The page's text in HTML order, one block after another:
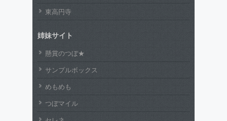
東高円寺
姉妹サイト
懸賞のつぼ★
サンプルボックス
めもめも
つぼマイル